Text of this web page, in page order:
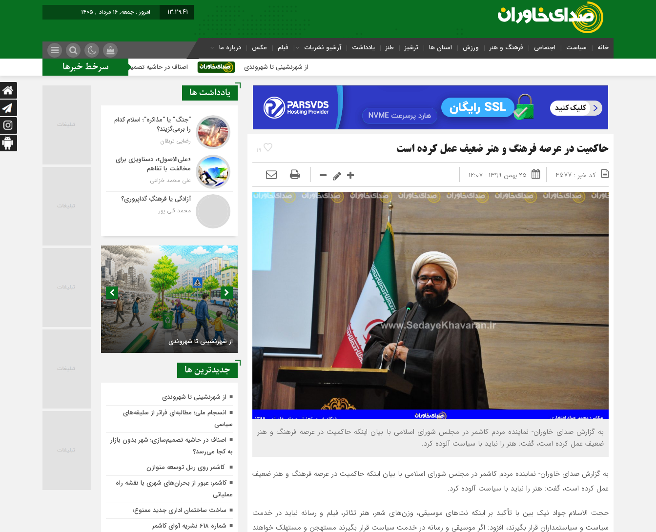
13:29:42 امروز : جمعه, ۱۶ مرداد , ۱۴۰۵
خانه سیاست اجتماعی فرهنگ و هنر ورزش استان ها ترشیز طنز یادداشت آرشیو نشریات فیلم عکس درباره ما
سرخط خبرها از شهرنشینی تا شهروندی اصناف در حاشیه تصمیم‌سازی؛ شهر بدون بازار به کجا می‌رسد؟
19 حاکمیت در عرصه فرهنگ و هنر ضعیف عمل کرده است
کد خبر : 4577 ۲۵ بهمن ۱۳۹۹ - ۱۲:۰۷
به گزارش صدای خاوران- نماینده مردم کاشمر در مجلس شورای اسلامی با بیان اینکه حاکمیت در عرصه فرهنگ و هنر
ضعیف عمل کرده است، گفت: هنر را نباید با سیاست آلوده کرد.
به گزارش صدای خاوران- نماینده مردم کاشمر در مجلس شورای اسلامی با بیان اینکه حاکمیت در عرصه فرهنگ و هنر ضعیف
عمل کرده است، گفت: هنر را نباید با سیاست آلوده کرد.
حجت الاسلام جواد نیک بین با تأکید بر اینکه نت‌های موسیقی، وزن‌های شعر، هنر تئاتر، فیلم و رسانه نباید در خدمت
سیاست و سیاستمداران قرار بگیرند، افزود: اگر موسیقی و رسانه در خدمت سیاست قرار بگیرند مستهجن و مستهلک خواهند
یادداشت ها
“جنگ” یا “مذاکره”؛ اسلام کدام
را برمی‌گزیند؟
رضایی تربقان
«علی‌الاصول»، دستاویزی برای
مخالفت با تفاهم
علی محمد خزاعی
آزادگی یا فرهنگِ گداپروری؟
محمد قلی پور
از شهرنشینی تا شهروندی
اصناف در حاشیه تصمیم‌سازی؛ شهر بدون بازار به
کجا می‌رسد؟
جديدترين ها
از شهرنشینی تا شهروندی
انسجام ملی؛ مطالبه‌ای فراتر از سلیقه‌های
سیاسی
اصناف در حاشیه تصمیم‌سازی؛ شهر بدون بازار
به کجا می‌رسد؟
کاشمر روی ریل توسعه متوازن
کاشمر؛ عبور از بحران‌های شهری با نقشه راه
عملیاتی
ساخت ساختمان اداری جدید ممنوع؛
شماره 618 نشریه آوای کاشمر